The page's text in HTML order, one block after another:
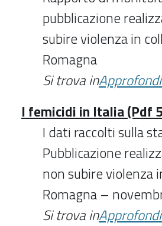
pubblicazione
subire violenza in
Romagna
Si trova in
I femicidi in Italia (Pdf
I dati raccolti sulla
Pubblicazione
non subire violenza
Romagna –
Si trova in